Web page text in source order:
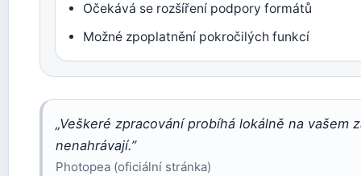
Očekává se rozšíření podpory formátů
Možné zpoplatnění pokročilých funkcí
„Veškeré zpracování probíhá lokálně na vašem
nenahrávají.”
Photopea (oficiální stránka)